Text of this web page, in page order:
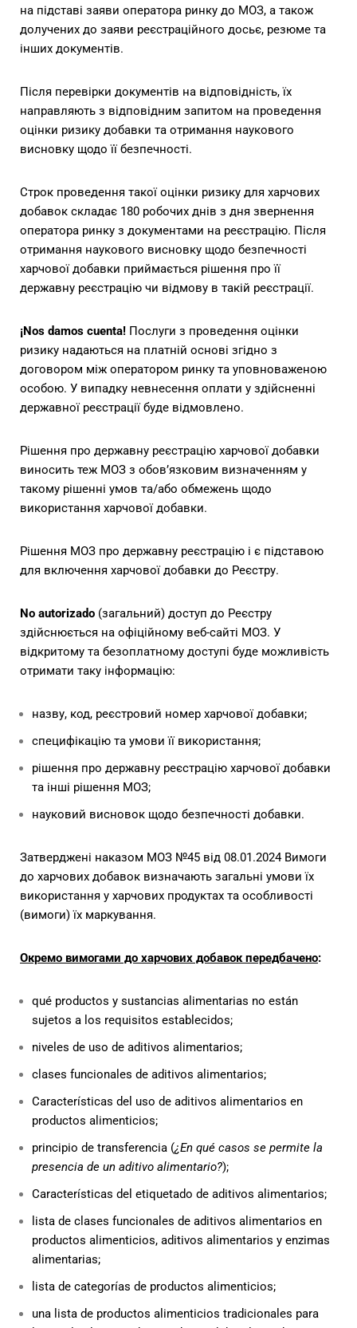
на підставі заяви оператора ринку до МОЗ, а також
долучених до заяви реєстраційного досьє, резюме та
інших документів.
Після перевірки документів на відповідність, їх
направляють з відповідним запитом на проведення
оцінки ризику добавки та отримання наукового
висновку щодо її безпечності.
Строк проведення такої оцінки ризику для харчових
добавок складає 180 робочих днів з дня звернення
оператора ринку з документами на реєстрацію. Після
отримання наукового висновку щодо безпечності
харчової добавки приймається рішення про її
державну реєстрацію чи відмову в такій реєстрації.
¡Nos damos cuenta! Послуги з проведення оцінки
ризику надаються на платній основі згідно з
договором між оператором ринку та уповноваженою
особою. У випадку невнесення оплати у здійсненні
державної реєстрації буде відмовлено.
Рішення про державну реєстрацію харчової добавки
виносить теж МОЗ з обов’язковим визначенням у
такому рішенні умов та/або обмежень щодо
використання харчової добавки.
Рішення МОЗ про державну реєстрацію і є підставою
для включення харчової добавки до Реєстру.
No autorizado (загальний) доступ до Реєстру
здійснюється на офіційному веб-сайті МОЗ. У
відкритому та безоплатному доступі буде можливість
отримати таку інформацію:
назву, код, реєстровий номер харчової добавки;
специфікацію та умови її використання;
рішення про державну реєстрацію харчової добавки
та інші рішення МОЗ;
науковий висновок щодо безпечності добавки.
Затверджені наказом МОЗ №45 від 08.01.2024 Вимоги
до харчових добавок визначають загальні умови їх
використання у харчових продуктах та особливості
(вимоги) їх маркування.
Окремо вимогами до харчових добавок передбачено:
qué productos y sustancias alimentarias no están
sujetos a los requisitos establecidos;
niveles de uso de aditivos alimentarios;
clases funcionales de aditivos alimentarios;
Características del uso de aditivos alimentarios en
productos alimenticios;
principio de transferencia (¿En qué casos se permite la
presencia de un aditivo alimentario?);
Características del etiquetado de aditivos alimentarios;
lista de clases funcionales de aditivos alimentarios en
productos alimenticios, aditivos alimentarios y enzimas
alimentarias;
lista de categorías de productos alimenticios;
una lista de productos alimenticios tradicionales para